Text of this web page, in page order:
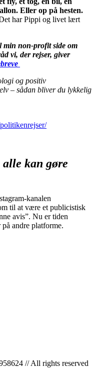
Eller op på hesten.
har Pippi og livet lært
min non-profit side om
vi, der rejser, giver
og positiv
– sådan bliver du lykkelig
kan gøre
kanalen
til at være et publicistisk
avis”. Nu er tiden
andre platforme.
// All rights reserved